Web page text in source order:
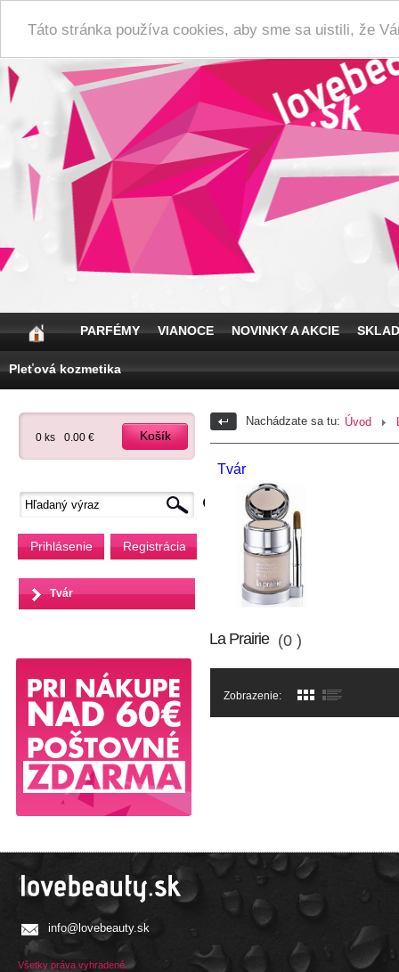
Táto stránka používa cookies, aby sme sa uistili, že
PARFÉMY VIANOCE NOVINKY A AKCIE
Pleťová kozmetika
0 ks 0.00 € Košík
Prihlásenie Registrácia
Tvár
Nachádzate sa tu: Úvod
Tvár
La Prairie(0 )
Zobrazenie:
info@lovebeauty.sk
Všetky práva vyhradené.